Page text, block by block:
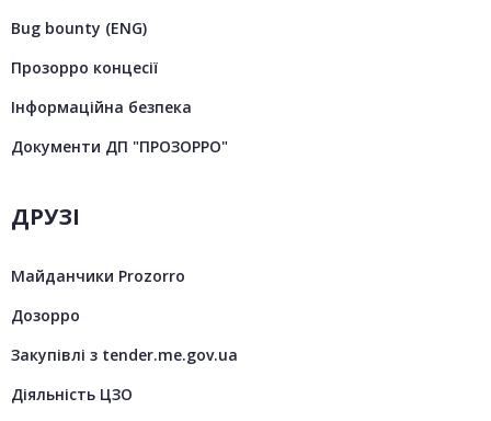
Bug bounty (ENG)
Прозорро концесії
Інформаційна безпека
Документи ДП "ПРОЗОРРО"
ДРУЗІ
Майданчики Prozorro
Дозорро
Закупівлі з tender.me.gov.ua
Діяльність ЦЗО